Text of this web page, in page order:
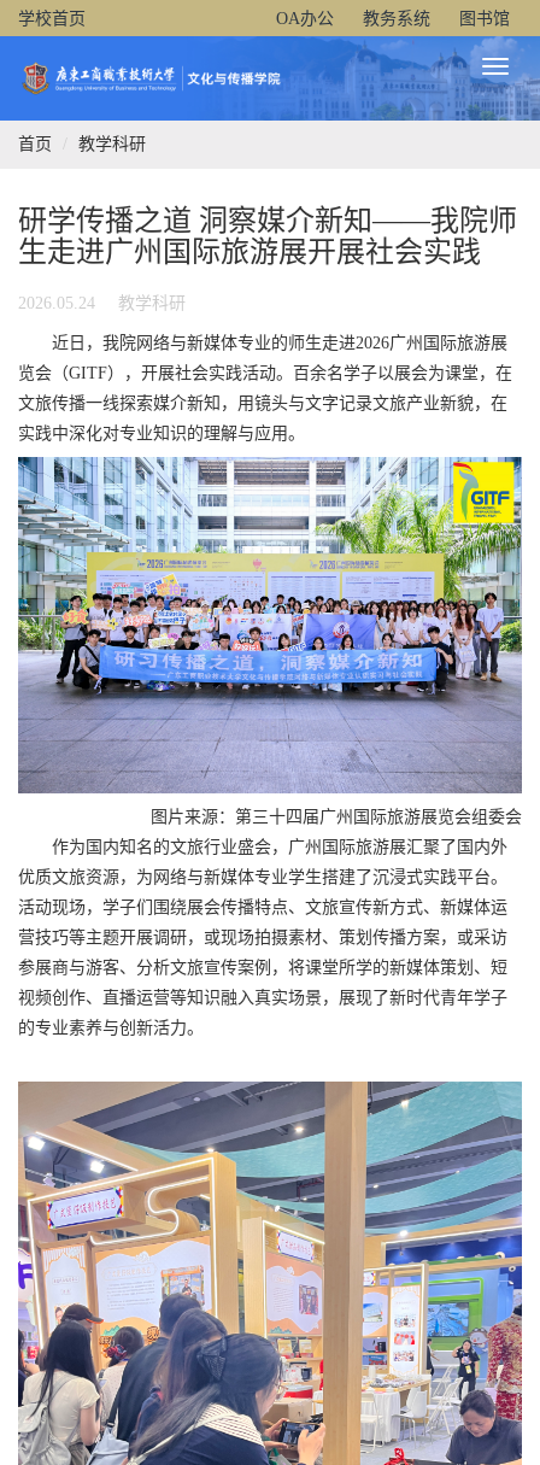
学校首页 OA办公 教务系统 图书馆
Toggle
首页 教学科研
研学传播之道 洞察媒介新知——我院师
生走进广州国际旅游展开展社会实践
2026.05.24 教学科研
近日， 我院网络与新媒体专业的师生走进2026广州国际旅游展
览会（GITF），开展社会实践活动。百余名学子以展会为课堂，在
文旅传播一线探索媒介新知，用镜头与文字记录文旅产业新貌，在
实践中深化对专业知识的理解与应用。
图片来源：第三十四届广州国际旅游展览会组委会
作为国内知名的文旅行业盛会，广州国际旅游展汇聚了国内外
优质文旅资源，为网络与新媒体专业学生搭建了沉浸式实践平台。
活动现场，学子们围绕展会传播特点、文旅宣传新方式、新媒体运
营技巧等主题开展调研，或现场拍摄素材、策划传播方案，或采访
参展商与游客、分析文旅宣传案例，将课堂所学的新媒体策划、短
视频创作、直播运营等知识融入真实场景，展现了新时代青年学子
的专业素养与创新活力。